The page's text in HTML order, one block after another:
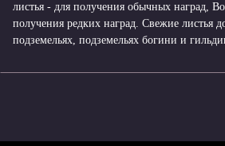
листья - для получения обычных наград,
получения редких наград. Свежие листья
подземельях, подземельях богини и